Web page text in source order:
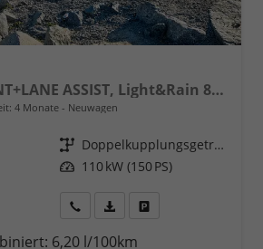
Selection FRONT+LANE ASSIST, Light&Rain 8" Entertainment, virtuelles Cockpit, Climatronic, Parksensoren, Sitzhzg., 16" ALU uvm.
4 Monate Neuwagen
Getriebe
Doppelkupplungsgetriebe (DSG)
Leistung 110 kW (150 PS)
anfordern
Datei,
6,20 l/100km